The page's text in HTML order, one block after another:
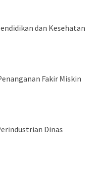
dan Kesehatan
Fakir Miskin
Dinas